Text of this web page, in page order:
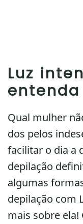
Luz
Qual mulher
dos pelos
facilitar o dia a
depilação
algumas
depilação com
mais sobre ela!